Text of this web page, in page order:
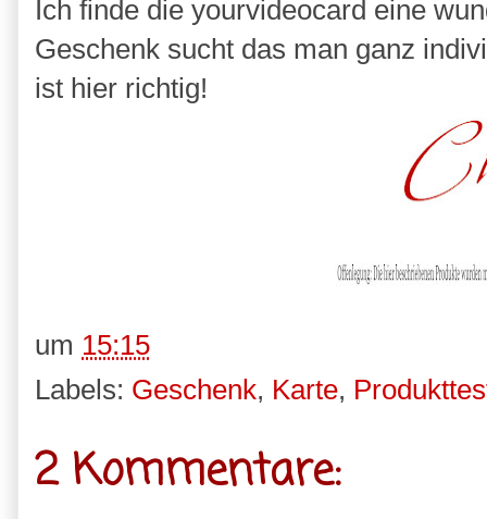
Ich finde die yourvideocard eine
Geschenk sucht das man ganz
ist hier richtig!
um 15:15
Labels: Geschenk, Karte,
2 Kommentare: